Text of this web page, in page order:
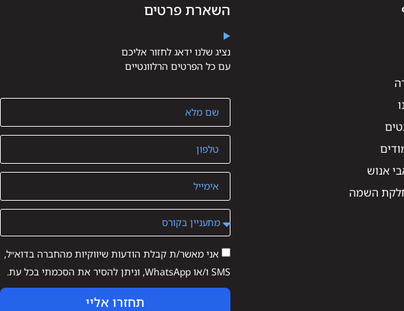
אנוש
השמה
השארת פרטים
נציג שלנו ידאג לחזור אליכם
עם כל הפרטים הרלוונטיים
אני מאשר/ת קבלת הודעות שיווקיות מהחברה בדוא״ל,
SMS ו/או WhatsApp, וניתן להסיר את הסכמתי בכל עת.
תחזרו אליי